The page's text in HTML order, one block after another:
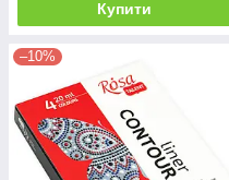
Купити
–10%